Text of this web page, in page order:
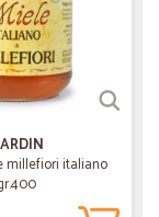
—Francesca F.
millefiori italiano